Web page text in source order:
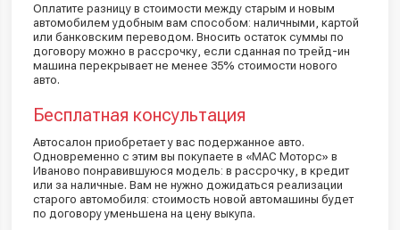
Оплатите разницу в стоимости между старым и новым
автомобилем удобным вам способом: наличными, картой
или банковским переводом. Вносить остаток суммы по
договору можно в рассрочку, если сданная по трейд-ин
машина перекрывает не менее 35% стоимости нового
авто.
Бесплатная консультация
Автосалон приобретает у вас подержанное авто.
Одновременно с этим вы покупаете в «МАС Моторс» в
Иваново понравившуюся модель: в рассрочку, в кредит
или за наличные. Вам не нужно дожидаться реализации
старого автомобиля: стоимость новой автомашины будет
по договору уменьшена на цену выкупа.